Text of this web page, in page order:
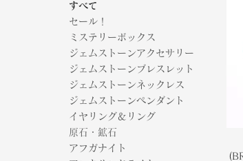
すべて
セール！
ミステリーボックス
ジェムストーンアクセサリー
ジェムストーンブレスレット
ジェムストーンネックレス
ジェムストーンペンダント
イヤリング＆リング
原石・鉱石
アフガナイト